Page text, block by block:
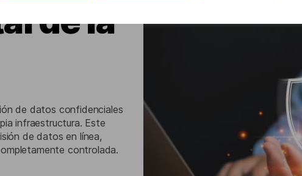
de la
de datos confidenciales
infraestructura. Este
de datos en línea,
controlada.